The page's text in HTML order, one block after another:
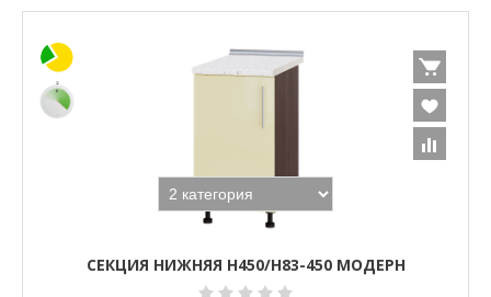
СЕКЦИЯ НИЖНЯЯ Н450/Н83-450 МОДЕРН